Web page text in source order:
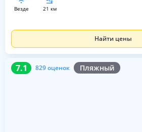
везде 21 км
Найти цены
7.1 829 оценок Пляжный
7.1 829 оценок